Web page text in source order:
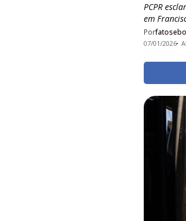
PCPR
em
Por
07/01/2026